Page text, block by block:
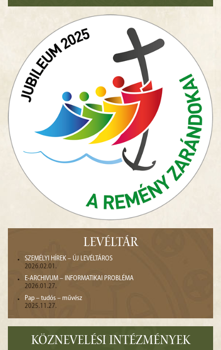
LEVÉLTÁR
SZEMÉLYI HÍREK – ÚJ LEVÉLTÁROS
2026.02.01.
E-ARCHIVUM – INFORMATIKAI PROBLÉMA
2026.01.27.
Pap – tudós – művész
2025.11.27.
KÖZNEVELÉSI INTÉZMÉNYEK